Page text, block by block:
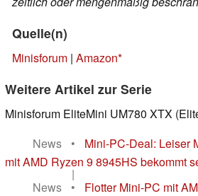
Quelle(n)
Minisforum | Amazon
Weitere Artikel zur Serie
Minisforum EliteMini UM780 XTX
News
•
Mini-PC-Deal: Leiser
mit AMD Ryzen 9 8945HS bekommt
|
News
•
Flotter Mini-PC mit